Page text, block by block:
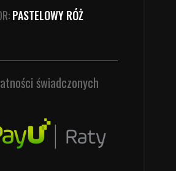
PASTELOWY RÓŻ
świadczonych